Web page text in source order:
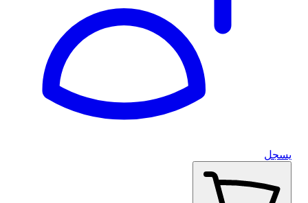
يسجل